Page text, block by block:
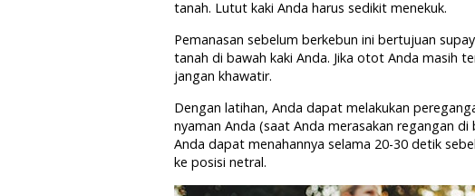
tanah. Lutut kaki Anda harus sedikit menekuk.
Pemanasan sebelum berkebun ini bertujuan
tanah di bawah kaki Anda. Jika otot Anda masih
jangan khawatir.
Dengan latihan, Anda dapat melakukan
nyaman Anda (saat Anda merasakan regangan
Anda dapat menahannya selama 20-30 detik
ke posisi netral.